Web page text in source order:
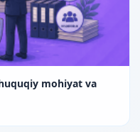
mohiyat va